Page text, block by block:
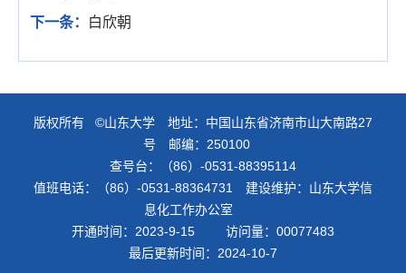
下一条：
白欣朝
版权所有 ©山东大学 地址：中国山东省济南市山大南路27
号 邮编：250100
查号台：（86）-0531-88395114
值班电话：（86）-0531-88364731 建设维护：山东大学信
息化工作办公室
开通时间： 2023-9-15 访问量： 00077483
最后更新时间： 2024-10-7